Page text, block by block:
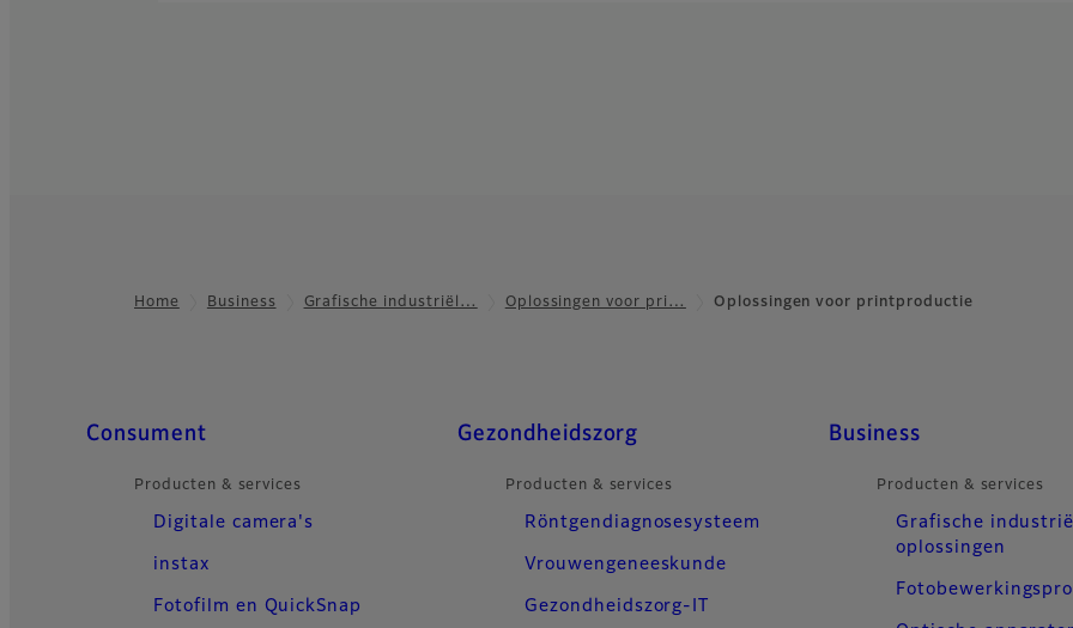
Home Business Grafische industriël… Oplossingen voor pri… Oplossingen voor printproductie
Quick Links
Consument
Producten & services
Digitale camera's
instax
Fotofilm en QuickSnap
Gezondheidszorg
Producten & services
Röntgendiagnosesysteem
Vrouwengeneeskunde
Gezondheidszorg-IT
Business
Producten & services
Grafische
oplossingen